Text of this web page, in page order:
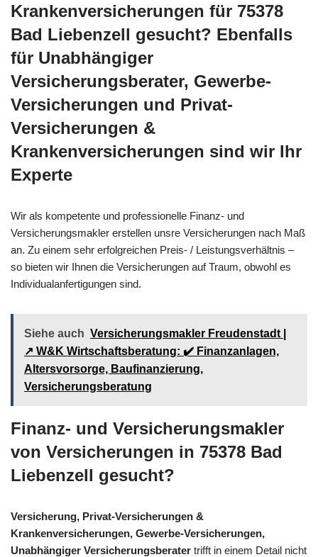
Krankenversicherungen für 75378
Bad Liebenzell gesucht? Ebenfalls
für Unabhängiger
Versicherungsberater, Gewerbe-
Versicherungen und Privat-
Versicherungen &
Krankenversicherungen sind wir Ihr
Experte
Wir als kompetente und professionelle Finanz- und
Versicherungsmakler erstellen unsre Versicherungen nach Maß
an. Zu einem sehr erfolgreichen Preis- / Leistungsverhältnis –
so bieten wir Ihnen die Versicherungen auf Traum, obwohl es
Individualanfertigungen sind.
Siehe auch Versicherungsmakler Freudenstadt |
↗️ W&K Wirtschaftsberatung: ✔️ Finanzanlagen,
Altersvorsorge, Baufinanzierung,
Versicherungsberatung
Finanz- und Versicherungsmakler
von Versicherungen in 75378 Bad
Liebenzell gesucht?
Versicherung, Privat-Versicherungen &
Krankenversicherungen, Gewerbe-Versicherungen,
Unabhängiger Versicherungsberater trifft in einem Detail nicht